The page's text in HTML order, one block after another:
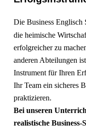
Die Business Englisch
die heimische
erfolgreicher zu
anderen Abteilungen
Instrument für Ihren
Ihr Team ein sicheres
praktizieren.
Bei unseren
realistische